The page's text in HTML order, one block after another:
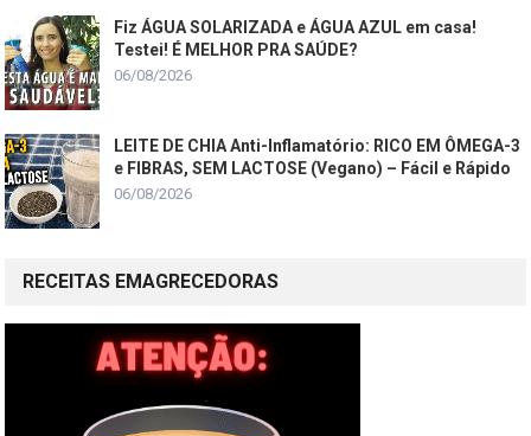
Fiz ÁGUA SOLARIZADA e ÁGUA AZUL em casa!
Testei! É MELHOR PRA SAÚDE?
06/08/2026
LEITE DE CHIA Anti-Inflamatório: RICO EM ÔMEGA-3
e FIBRAS, SEM LACTOSE (Vegano) – Fácil e Rápido
06/08/2026
RECEITAS EMAGRECEDORAS